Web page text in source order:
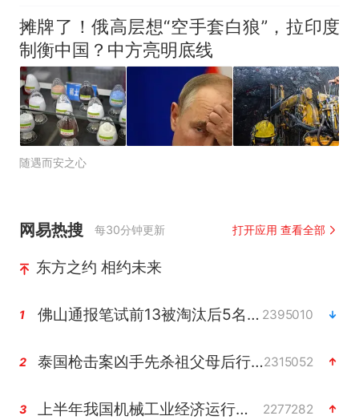
摊牌了！俄高层想“空手套白狼”，拉印度
制衡中国？中方亮明底线
随遇而安之心
网易热搜 每30分钟更新 打开应用 查看全部
东方之约 相约未来
1 佛山通报笔试前13被淘汰后5名进体检 2395010
2 泰国枪击案凶手先杀祖父母后行凶2315052
3 上半年我国机械工业经济运行稳中有进 2277282